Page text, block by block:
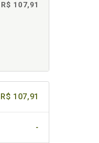
R$ 107,91
R$ 107,91
-